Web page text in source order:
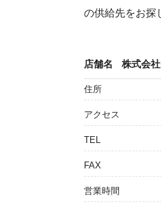
の供給先をお探
店舗名 株式会
住所
アクセス
TEL
FAX
営業時間